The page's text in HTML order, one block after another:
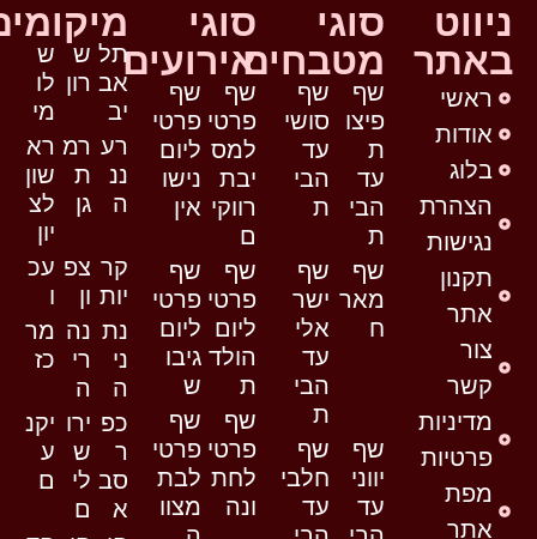
ניווט
באתר
ראשי
אודות
בלוג
הצהרת
נגישות
תקנון
אתר
צור
קשר
מדיניות
פרטיות
מפת
אתר
סוגי
מטבחים
שף
פיצו
ת
עד
הבי
ת
שף
סושי
עד
הבי
ת
שף
מאר
ח
שף
ישר
אלי
עד
הבי
ת
שף
יווני
עד
שף
חלבי
עד
סוגי
אירועים
שף
פרטי
למס
יבת
רווקי
ם
שף
פרטי
ליום
נישו
אין
שף
פרטי
ליום
הולד
ת
שף
פרטי
ליום
גיבו
ש
שף
פרטי
לחת
ונה
שף
פרטי
לבת
מצוו
תל
אב
יב
ש
רון
ש
לו
מי
רע
ננ
ה
רמ
ת
גן
רא
שון
לצ
יון
קר
יות
צפ
ון
עכ
ו
נת
ני
ה
נה
רי
ה
מר
כז
כפ
ר
סב
א
ירו
ש
לי
ם
יקנ
ע
ם